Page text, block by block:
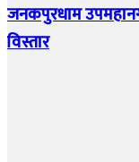
जनकपुरधाम
विस्तार